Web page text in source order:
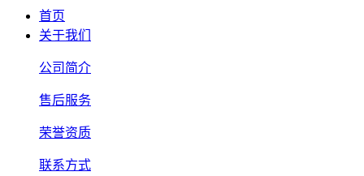
首页
关于我们
公司简介
售后服务
荣誉资质
联系方式